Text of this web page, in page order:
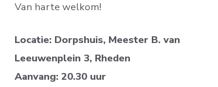
Van harte welkom!
Locatie: Dorpshuis, Meester B. van
Leeuwenplein 3, Rheden
Aanvang: 20.30 uur